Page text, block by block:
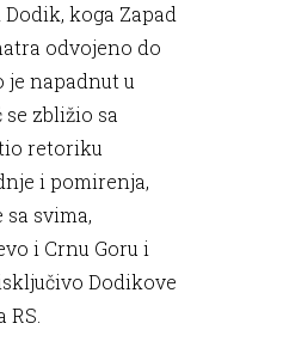
koga Zapad
odvojeno do
je napadnut u
se zbližio sa
retoriku
i pomirenja,
svima,
i Crnu Goru i
Dodikove
RS.